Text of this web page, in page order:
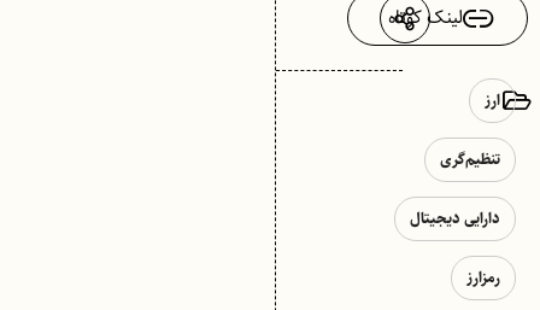
لینک کوتاه
ارز
تنظیم‌گری
دارایی دیجیتال
رمزارز